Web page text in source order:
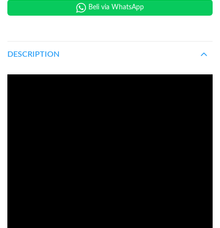
Beli via WhatsApp
DESCRIPTION